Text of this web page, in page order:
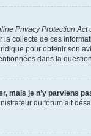
Privacy Protection Act
la collecte de ces
pour obtenir son
dans la
mais je n’y parviens
du forum ait